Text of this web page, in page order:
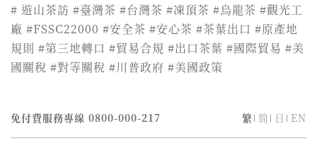
# 遊山茶訪 #臺灣茶 #台灣茶 #凍頂茶 #烏龍茶 #觀光工
廠 #FSSC22000 #安全茶 #安心茶 #茶葉出口 #原產地
規則 #第三地轉口 #貿易合規 #出口茶葉 #國際貿易 #美
國關稅 #對等關稅 #川普政府 #美國政策
免付費服務專線 0800-000-217 繁 简 日 EN